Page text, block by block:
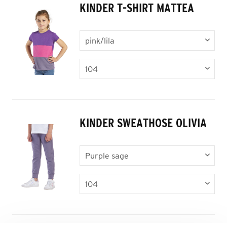
KINDER T-SHIRT MATTEA
KINDER SWEATHOSE OLIVIA